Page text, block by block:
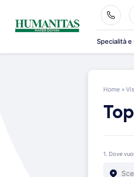
content
Specialità e
Home »
1. Dove